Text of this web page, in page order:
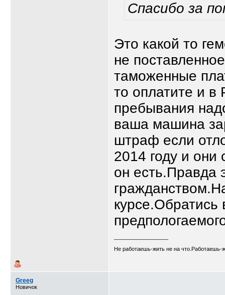
Спасибо за
Это какой то
не
таможенные
то оплатите и
пребывания
ваша машина
штраф если
2014 году и они
он есть.Правда
курсе.Обратись
Не работаешь-жить не на что.Работаешь-
Greeg
Новичок